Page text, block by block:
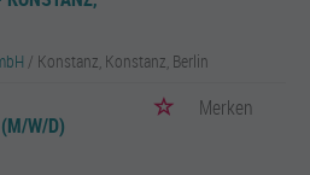
/ Konstanz, Konstanz, Berlin
W/D)
Merken